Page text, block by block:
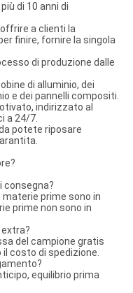
di 10 anni di
a clienti la
finire, fornire la singola
di produzione dalle
di alluminio, dei
e dei pannelli compositi.
indirizzato al
a 24/7.
potete riposare
consegna?
materie prime sono in
prime non sono in
del campione gratis
costo di spedizione.
equilibrio prima